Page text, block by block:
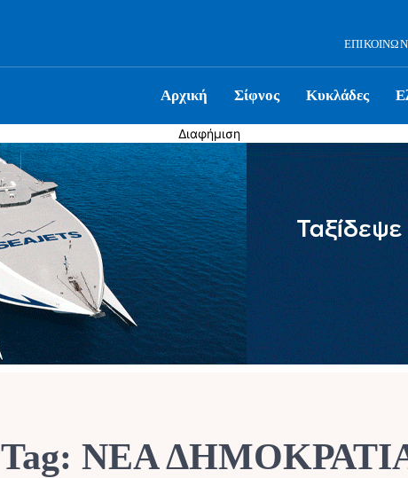
Αρχική Σίφνος Κυκλάδες
Διαφήμιση
Tag: ΝΕΑ